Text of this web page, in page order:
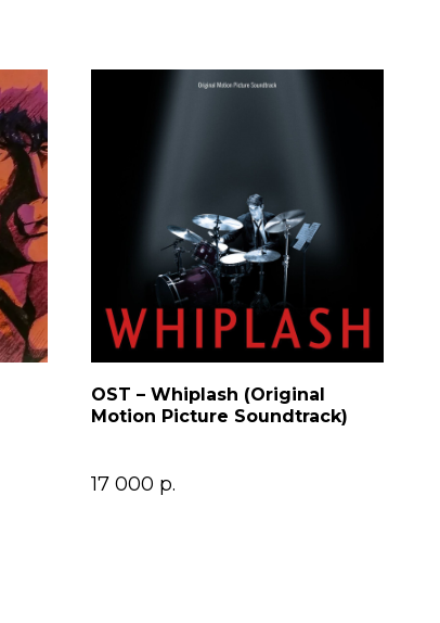
OST – Whiplash (Original
Motion Picture Soundtrack)
17 000 р.